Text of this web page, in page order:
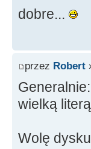
dobre...
przez Robert
wielką
Wolę